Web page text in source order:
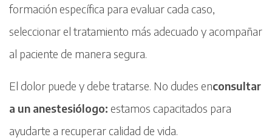
formación específica para evaluar cada caso,
seleccionar el tratamiento más adecuado y acompañar
al paciente de manera segura.
El dolor puede y debe tratarse. No dudes enconsultar
a un anestesiólogo: estamos capacitados para
ayudarte a recuperar calidad de vida.